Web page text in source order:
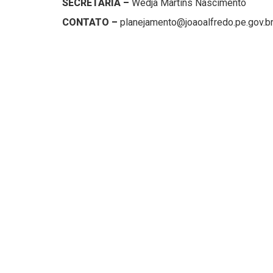
SECRETÁRIA – Wêdja Martins Nascimento
CONTATO – planejamento@joaoalfredo.pe.gov.br